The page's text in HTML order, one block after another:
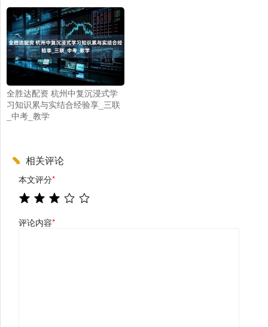
全胜达配资 杭州中复沉浸式学
习知识累与实结合经验享_三联
_中考_教学
相关评论
本文评分*
评论内容*